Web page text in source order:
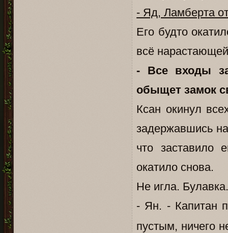
- Яд, Ламберта
Его будто
всё
- Все входы
обыщет замок
Ксан окинул
задержавшись
что заставило
окатило снова.
Не игла.
- Ян. - Капитан
пустым, ничего